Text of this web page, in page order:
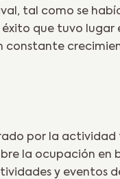
tal como se
que tuvo lugar
constante
por la
la ocupación en
y eventos